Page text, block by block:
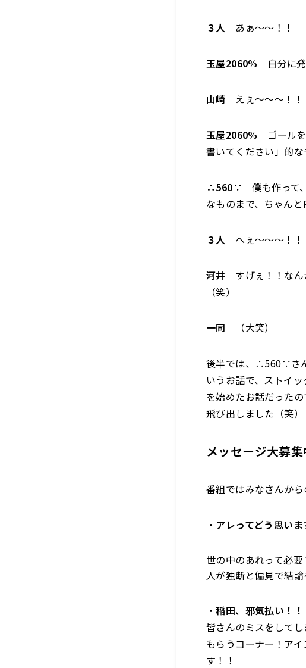
３人 あぁ〜〜！！
玉屋2060% 自分に
山崎 えぇ〜〜〜！！
玉屋2060% ゴール
書いてください」的な
∴560∵ 僕も作って
なものまで、ちゃん
３人 へぇ〜〜〜！！
河井 すげぇ！！な
（笑）
一同 （大笑）
後半では、∴560∵さ
いうお話で、ストイ
を始めたお話だった
飛び出しました（笑）
メッセージ大募集
番組ではみなさんか
・アレってどう思いま
世の中のあれって必
人が独断と偏見で結論
・稲田、邪気払い！！
皆さんのミスをして
もらうコーナー！ ア
す！！